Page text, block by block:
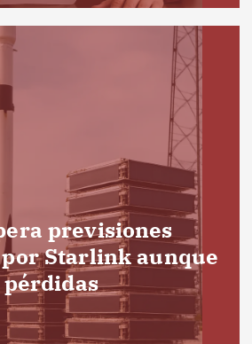
previsiones
Starlink aunque